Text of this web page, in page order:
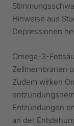
Hinweise aus
Depressionen
Omega-3-
Zellmembranen
Zudem wirken
Entzündungen
an der